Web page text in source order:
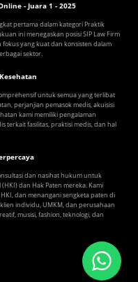
- Juara 1 - 2025
pertama dalam kategori Praktik
ini menegaskan posisi SIP Law Firm
yang kuat dan konsisten dalam
sektor.
untuk semua yang terlibat
perjanjian pemasok medis, akuisisi
kami memiliki pengalaman
terkait fasilitas, praktisi medis, dan hal
dan nasihat hukum untuk
dan Hak Paten mereka. Kami
dan menangani sengketa paten di
individu, UMKM, dan perusahaan
musisi, fashion, teknologi, dan